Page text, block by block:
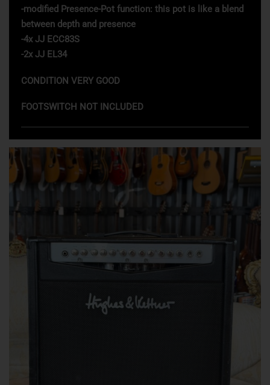
-modified Presence-Pot function: this pot is like a blend
between depth and presence
-4x JJ ECC83S
-2x JJ EL34
CONDITION VERY GOOD
FOOTSWITCH NOT INCLUDED
Ti potrebbe anche interessare